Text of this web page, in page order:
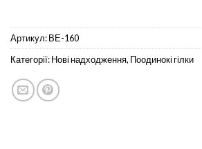
Артикул:ВЕ-160
Категорії:Нові надходження, Поодинокі гілки